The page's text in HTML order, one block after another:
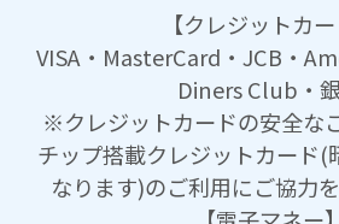
【クレジットカー
VISA・MasterCard・JCB・
Diners Club・
※クレジットカードの安全な
チップ搭載クレジットカード(
なります)のご利用にご協力